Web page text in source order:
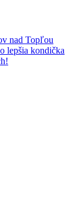
lepšia kondička